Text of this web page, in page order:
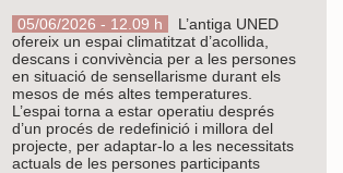
05/06/2026 - 12.09 h
L’antiga UNED
ofereix un espai climatitzat d’acollida,
descans i convivència per a les persones
en situació de sensellarisme durant els
mesos de més altes temperatures.
L’espai torna a estar operatiu després
d’un procés de redefinició i millora del
projecte, per adaptar-lo a les necessitats
actuals de les persones participants